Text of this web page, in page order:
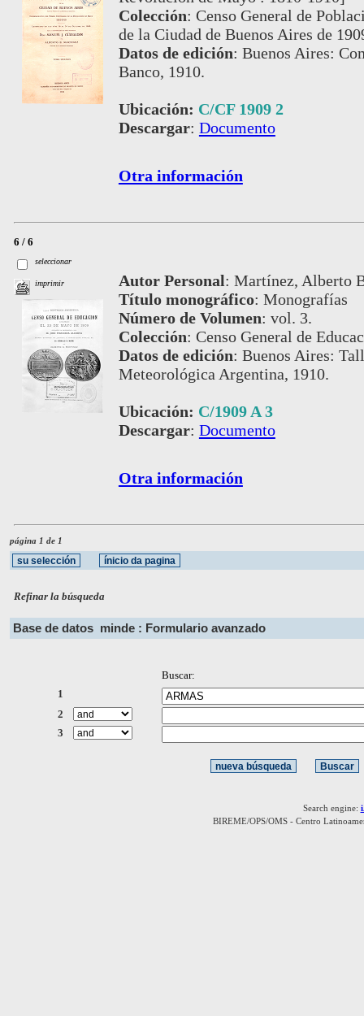
Colección: Censo General de
de la Ciudad de Buenos Aires de
Datos de edición: Buenos Aires:
Banco, 1910.
Ubicación: C/CF 1909 2
Descargar: Documento
Otra información
6 / 6
seleccionar
imprimir Autor Personal: Martínez, Alberto
Título monográfico: Monografías
Número de Volumen: vol. 3.
Colección: Censo General de
Datos de edición: Buenos Aires:
Meteorológica Argentina, 1910.
Ubicación: C/1909 A 3
Descargar: Documento
Otra información
página 1 de 1
Refinar la búsqueda
Base de datos minde : Formulario avanzado
Buscar:
1
2
3
Search engine:
BIREME/OPS/OMS - Centro